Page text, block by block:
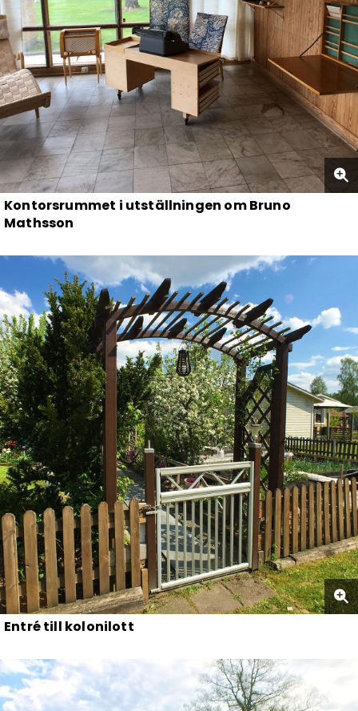
Kontorsrummet i utställningen om Bruno
Mathsson
Entré till kolonilott